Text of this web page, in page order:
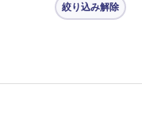
絞り込み解除